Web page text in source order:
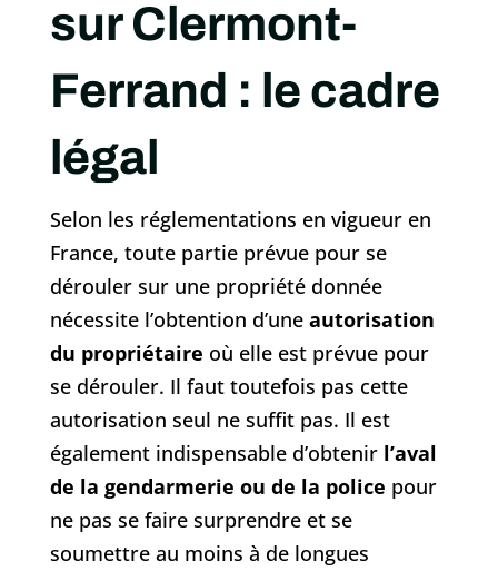
sur Clermont-
Ferrand : le cadre
légal
Selon les réglementations en vigueur en
France, toute partie prévue pour se
dérouler sur une propriété donnée
nécessite l’obtention d’une autorisation
du propriétaire où elle est prévue pour
se dérouler. Il faut toutefois pas cette
autorisation seul ne suffit pas. Il est
également indispensable d’obtenir l’aval
de la gendarmerie ou de la police pour
ne pas se faire surprendre et se
soumettre au moins à de longues